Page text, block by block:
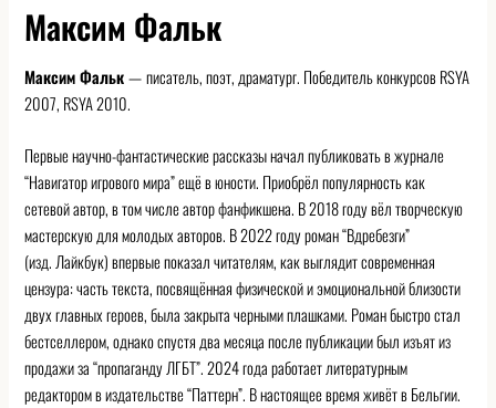
Максим Фальк
Максим Фальк— писатель, поэт, драматург. Победитель конкурсов RSYA
2007, RSYA 2010.
Первые научно-фантастические рассказы начал публиковать в журнале
“Навигатор игрового мира” ещё в юности. Приобрёл популярность как
сетевой автор, в том числе автор фанфикшена. В 2018 году вёл творческую
мастерскую для молодых авторов. В 2022 году роман “Вдребезги”
(изд. Лайкбук) впервые показал читателям, как выглядит современная
цензура: часть текста, посвящённая физической и эмоциональной близости
двух главных героев, была закрыта черными плашками. Роман быстро стал
бестселлером, однако спустя два месяца после публикации был изъят из
продажи за “пропаганду ЛГБТ”. 2024 года работает литературным
редактором в издательстве “Паттерн”. В настоящее время живёт в Бельгии.